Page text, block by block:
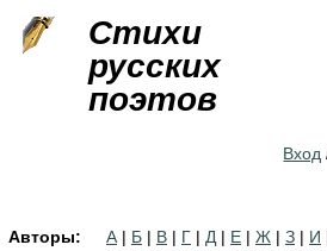
Стихи
русских
поэтов
Вход
Авторы: А | Б | В | Г | Д | Е | Ж | З | И